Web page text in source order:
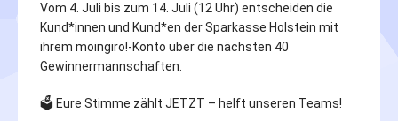
Vom 4. Juli bis zum 14. Juli (12 Uhr) entscheiden die
Kund*innen und Kund*en der Sparkasse Holstein mit
ihrem moingiro!-Konto über die nächsten 40
Gewinnermannschaften.
🗳️ Eure Stimme zählt JETZT – helft unseren Teams!